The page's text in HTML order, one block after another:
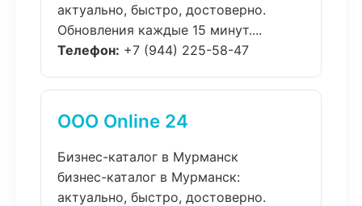
актуально, быстро, достоверно.
Обновления каждые 15 минут....
Телефон: +7 (944) 225-58-47
ООО Online 24
Бизнес-каталог в Мурманск
бизнес-каталог в Мурманск:
актуально, быстро, достоверно.